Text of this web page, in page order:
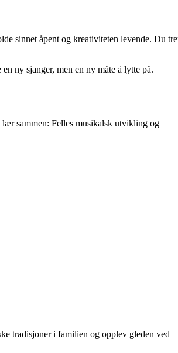
sinnet åpent og kreativiteten levende. Du
ny sjanger, men en ny måte å lytte på.
lær sammen: Felles musikalsk utvikling og
tradisjoner i familien og opplev gleden ved